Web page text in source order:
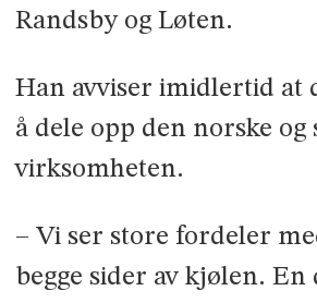
Randsby og Løten.
Han avviser imidlertid at
å dele opp den norske og
virksomheten.
– Vi ser store fordeler
begge sider av kjølen. En